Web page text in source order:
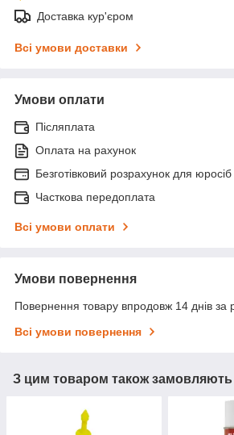
Доставка кур'єром
Всі умови доставки
Умови оплати
Післяплата
Оплата на рахунок
Безготівковий розрахунок для
Часткова передоплата
Всі умови оплати
Умови повернення
Повернення товару впродовж 14 днів за
Всі умови повернення
З цим товаром також замовляють